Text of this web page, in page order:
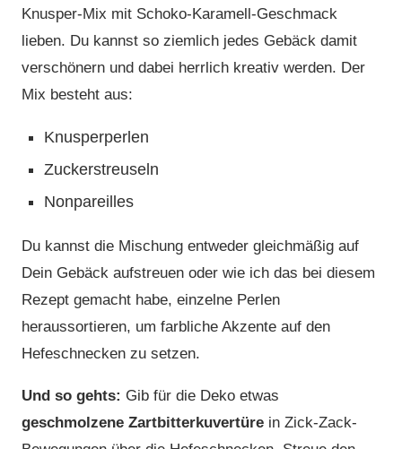
Knusper-Mix mit Schoko-Karamell-Geschmack
lieben. Du kannst so ziemlich jedes Gebäck damit
verschönern und dabei herrlich kreativ werden. Der
Mix besteht aus:
Knusperperlen
Zuckerstreuseln
Nonpareilles
Du kannst die Mischung entweder gleichmäßig auf
Dein Gebäck aufstreuen oder wie ich das bei diesem
Rezept gemacht habe, einzelne Perlen
heraussortieren, um farbliche Akzente auf den
Hefeschnecken zu setzen.
Und so gehts: Gib für die Deko etwas
geschmolzene Zartbitterkuvertüre in Zick-Zack-